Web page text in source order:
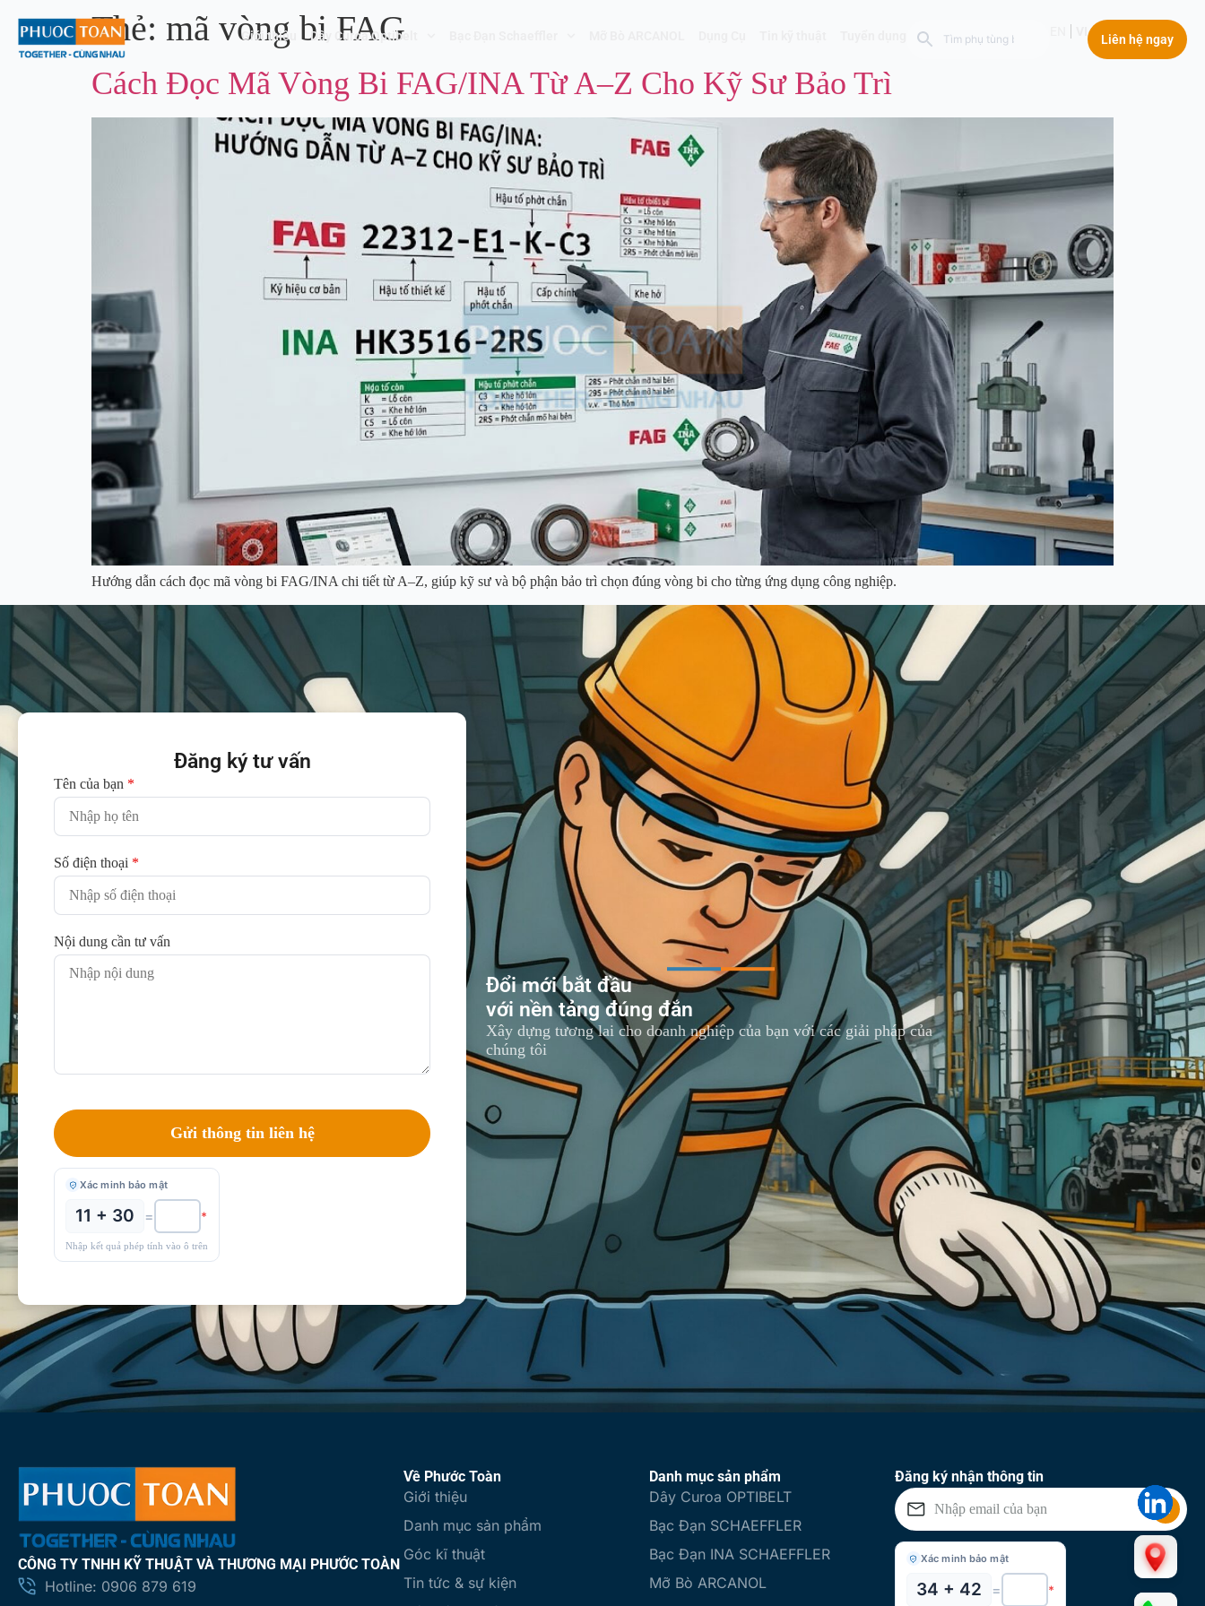
Giới thiệu Dây Curoa Optibelt Liên hệ ngay
Thẻ: mã vòng bi FAG
Cách Đọc Mã Vòng Bi FAG/INA Từ A–Z Cho Kỹ Sư Bảo Trì
Hướng dẫn cách đọc mã vòng bi FAG/INA chi tiết từ A–Z, giúp kỹ sư và bộ phận bảo trì chọn đúng vòng bi cho từng ứng dụng công nghiệp.
Đăng ký tư vấn
Tên của bạn *
Số điện thoại *
Nội dung cần tư vấn
Xác minh bảo mật
11 + 30 = *
Nhập kết quả phép tính vào ô trên
Đổi mới bắt đầu
với nền tảng đúng đắn
Xây dựng tương lai cho doanh nghiệp của bạn với các giải pháp của
chúng tôi
CÔNG TY TNHH KỸ THUẬT VÀ THƯƠNG MẠI PHƯỚC TOÀN
Hotline: 0906 879 619
Về Phước Toàn
Giới thiệu
Danh mục sản phẩm
Góc kĩ thuật
Tin tức & sự kiện
Danh mục sản phẩm
Dây Curoa OPTIBELT
Bạc Đạn SCHAEFFLER
Bạc Đạn INA SCHAEFFLER
Mỡ Bò ARCANOL
Đăng ký nhận thông tin
Xác minh bảo mật
34 + 42 = *